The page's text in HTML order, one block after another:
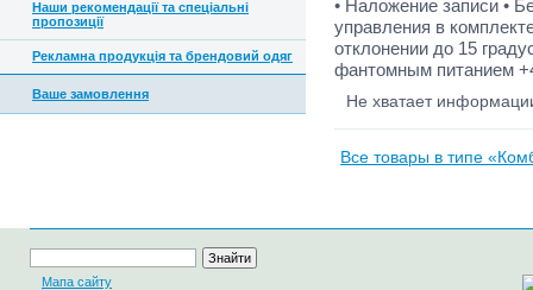
Наши рекомендації та спеціальні
пропозиції
Рекламна продукція та брендовий одяг
Ваше замовлення
• Наложение записи •
управления в
отклонении до 15
фантомным питанием
Не хватает
Все товары в типе
Мапа сайту